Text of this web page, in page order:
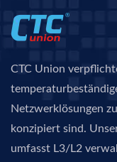
CTC Union
Netzwerklösungen
konzipiert sind.
umfasst L3/L2